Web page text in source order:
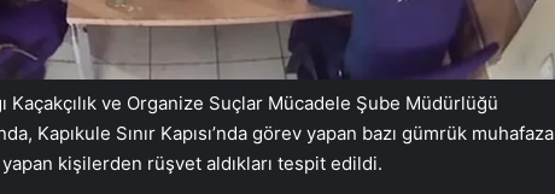
Kaçakçılık ve Organize Suçlar Mücadele Şube Müdürlüğü
Kapıkule Sınır Kapısı’nda görev yapan bazı gümrük muhafaza
yapan kişilerden rüşvet aldıkları tespit edildi.